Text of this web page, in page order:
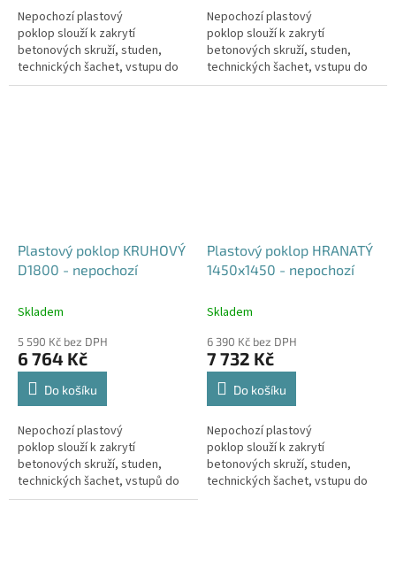
Nepochozí plastový
poklop slouží k zakrytí
betonových skruží, studen,
technických šachet, vstupu do
sklepa, nádrží, jímek, septiků
Nepochozí plastový
poklop slouží k zakrytí
betonových skruží, studen,
technických šachet, vstupu do
sklepa, nádrží, jímek, septiků
Plastový poklop KRUHOVÝ
D1800 - nepochozí
Skladem
5 590 Kč bez DPH
6 764 Kč
Do košíku
Nepochozí plastový
poklop slouží k zakrytí
betonových skruží, studen,
technických šachet, vstupů do
sklepa, nádrží, jímek, septiků
Plastový poklop HRANATÝ
1450x1450 - nepochozí
Skladem
6 390 Kč bez DPH
7 732 Kč
Do košíku
Nepochozí plastový
poklop slouží k zakrytí
betonových skruží, studen,
technických šachet, vstupu do